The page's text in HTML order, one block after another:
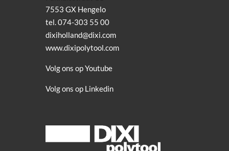
7553 GX Hengelo
tel. 074-303 55 00
dixiholland@dixi.com
www.dixipolytool.com
Volg ons op Youtube
Volg ons op Linkedin